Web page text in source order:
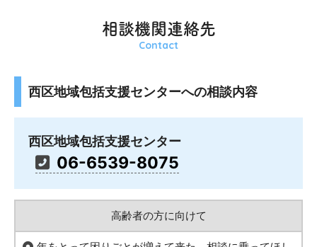
相談機関連絡先
Contact
西区地域包括支援センターへの相談内容
西区地域包括支援センター
06-6539-8075
高齢者の方に向けて